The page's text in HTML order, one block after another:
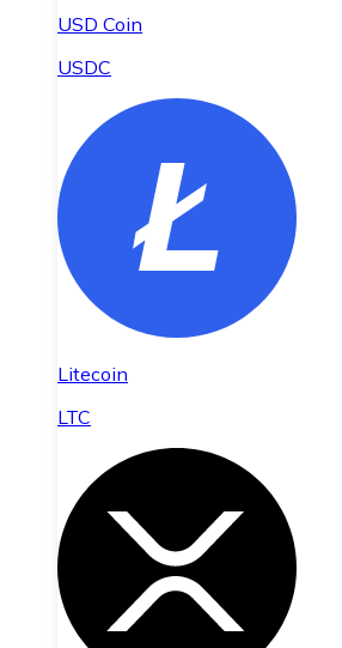
USD Coin
USDC
Litecoin
LTC